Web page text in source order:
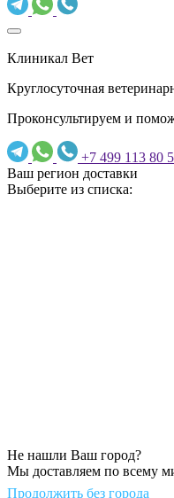
Клиникал Вет
Круглосуточная
Проконсультируем и
+7 499 113 80
Ваш регион доставки
Выберите из списка:
Не нашли Ваш город?
Мы доставляем по всему
Продолжить без города